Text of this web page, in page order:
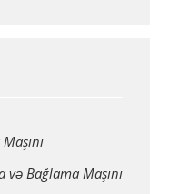
Bağlama Maşını